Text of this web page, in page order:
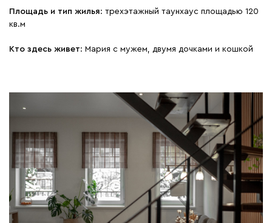
Площадь и тип жилья: трехэтажный таунхаус площадью 120
кв.м
Кто здесь живет: Мария с мужем, двумя дочками и кошкой